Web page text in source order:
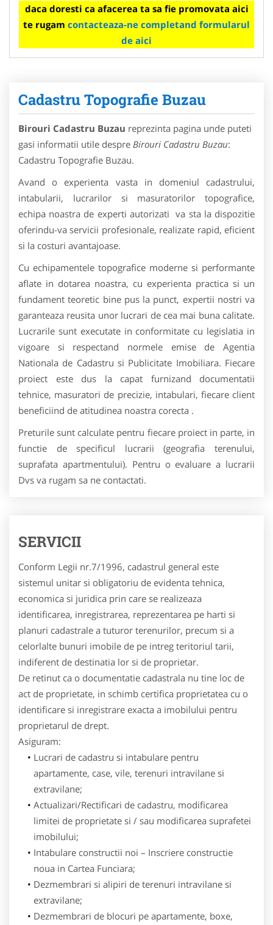
daca doresti ca afacerea ta sa fie promovata aici
te rugam contacteaza-ne completand formularul
de aici
Cadastru Topografie Buzau
Birouri Cadastru Buzau reprezinta pagina unde puteti
gasi informatii utile despre Birouri Cadastru Buzau:
Cadastru Topografie Buzau.
Avand o experienta vasta in domeniul cadastrului,
intabularii, lucrarilor si masuratorilor topografice,
echipa noastra de experti autorizati va sta la dispozitie
oferindu-va servicii profesionale, realizate rapid, eficient
si la costuri avantajoase.
Cu echipamentele topografice moderne si performante
aflate in dotarea noastra, cu experienta practica si un
fundament teoretic bine pus la punct, expertii nostri va
garanteaza reusita unor lucrari de cea mai buna calitate.
Lucrarile sunt executate in conformitate cu legislatia in
vigoare si respectand normele emise de Agentia
Nationala de Cadastru si Publicitate Imobiliara. Fiecare
proiect este dus la capat furnizand documentatii
tehnice, masuratori de precizie, intabulari, fiecare client
beneficiind de atitudinea noastra corecta .
Preturile sunt calculate pentru fiecare proiect in parte, in
functie de specificul lucrarii (geografia terenului,
suprafata apartmentului). Pentru o evaluare a lucrarii
Dvs va rugam sa ne contactati.
SERVICII
Conform Legii nr.7/1996, cadastrul general este
sistemul unitar si obligatoriu de evidenta tehnica,
economica si juridica prin care se realizeaza
identificarea, inregistrarea, reprezentarea pe harti si
planuri cadastrale a tuturor terenurilor, precum si a
celorlalte bunuri imobile de pe intreg teritoriul tarii,
indiferent de destinatia lor si de proprietar.
De retinut ca o documentatie cadastrala nu tine loc de
act de proprietate, in schimb certifica proprietatea cu o
identificare si inregistrare exacta a imobilului pentru
proprietarul de drept.
Asiguram:
Lucrari de cadastru si intabulare pentru
apartamente, case, vile, terenuri intravilane si
extravilane;
Actualizari/Rectificari de cadastru, modificarea
limitei de proprietate si / sau modificarea suprafetei
imobilului;
Intabulare constructii noi – Inscriere constructie
noua in Cartea Funciara;
Dezmembrari si alipiri de terenuri intravilane si
extravilane;
Dezmembrari de blocuri pe apartamente, boxe,